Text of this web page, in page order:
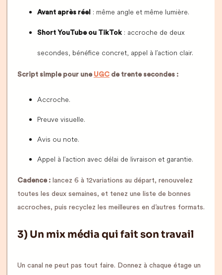
Avant après réel : même angle et même lumière.
Short YouTube ou TikTok : accroche de deux
secondes, bénéfice concret, appel à l’action clair.
Script simple pour une UGC de trente secondes :
Accroche.
Preuve visuelle.
Avis ou note.
Appel à l’action avec délai de livraison et garantie.
Cadence : lancez 6 à 12variations au départ, renouvelez
toutes les deux semaines, et tenez une liste de bonnes
accroches, puis recyclez les meilleures en d’autres formats.
3) Un mix média qui fait son travail
Un canal ne peut pas tout faire. Donnez à chaque étage un